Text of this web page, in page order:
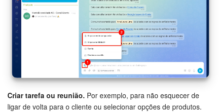
Criar tarefa ou reunião. Por exemplo, para não esquecer de
ligar de volta para o cliente ou selecionar opções de produtos.